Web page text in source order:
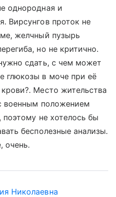
однородная и
Вирсунгов проток не
желчный пузырь
но не критично.
сдать, с чем может
глюкозы в моче при её
Место жительства
военным положением
поэтому не хотелось бы
бесполезные анализы.
очень.
Николаевна